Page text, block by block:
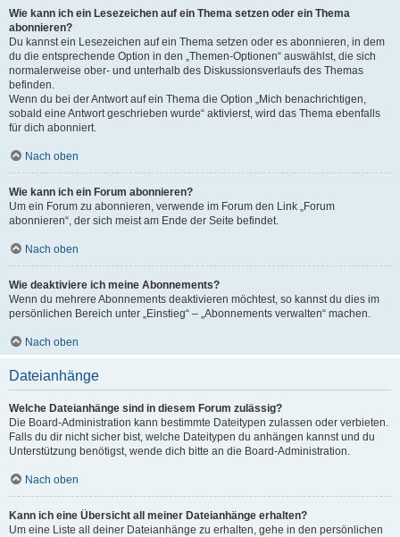
Wie kann ich ein Lesezeichen auf ein Thema setzen oder ein Thema
abonnieren?
Du kannst ein Lesezeichen auf ein Thema setzen oder es abonnieren, in dem
du die entsprechende Option in den „Themen-Optionen“ auswählst, die sich
normalerweise ober- und unterhalb des Diskussionsverlaufs des Themas
befinden.
Wenn du bei der Antwort auf ein Thema die Option „Mich benachrichtigen,
sobald eine Antwort geschrieben wurde“ aktivierst, wird das Thema ebenfalls
für dich abonniert.
Nach oben
Wie kann ich ein Forum abonnieren?
Um ein Forum zu abonnieren, verwende im Forum den Link „Forum
abonnieren“, der sich meist am Ende der Seite befindet.
Nach oben
Wie deaktiviere ich meine Abonnements?
Wenn du mehrere Abonnements deaktivieren möchtest, so kannst du dies im
persönlichen Bereich unter „Einstieg“ – „Abonnements verwalten“ machen.
Nach oben
Dateianhänge
Welche Dateianhänge sind in diesem Forum zulässig?
Die Board-Administration kann bestimmte Dateitypen zulassen oder verbieten.
Falls du dir nicht sicher bist, welche Dateitypen du anhängen kannst und du
Unterstützung benötigst, wende dich bitte an die Board-Administration.
Nach oben
Kann ich eine Übersicht all meiner Dateianhänge erhalten?
Um eine Liste all deiner Dateianhänge zu erhalten, gehe in den persönlichen